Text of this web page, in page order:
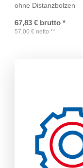
ohne Distanzbolzen
67,83 € brutto *
57,00 € netto **